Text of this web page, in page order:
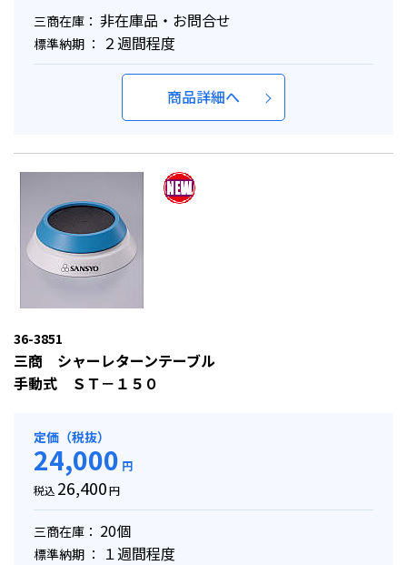
三商在庫： 非在庫品・お問合せ
標準納期 ： ２週間程度
商品詳細へ
36-3851
三商 シャーレターンテーブル
手動式 ＳＴ－１５０
定価（税抜）
24,000 円
税込 26,400円
三商在庫： 20個
標準納期 ： １週間程度